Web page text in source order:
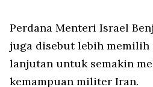
Perdana Menteri Israel
juga disebut lebih
lanjutan untuk semakin
kemampuan militer Iran.